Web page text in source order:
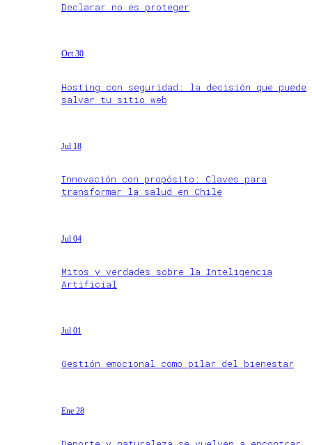
Declarar no es proteger
Oct 30
Hosting con seguridad: la decisión que puede
salvar tu sitio web
Jul 18
Innovación con propósito: Claves para
transformar la salud en Chile
Jul 04
Mitos y verdades sobre la Inteligencia
Artificial
Jul 01
Gestión emocional como pilar del bienestar
Ene 28